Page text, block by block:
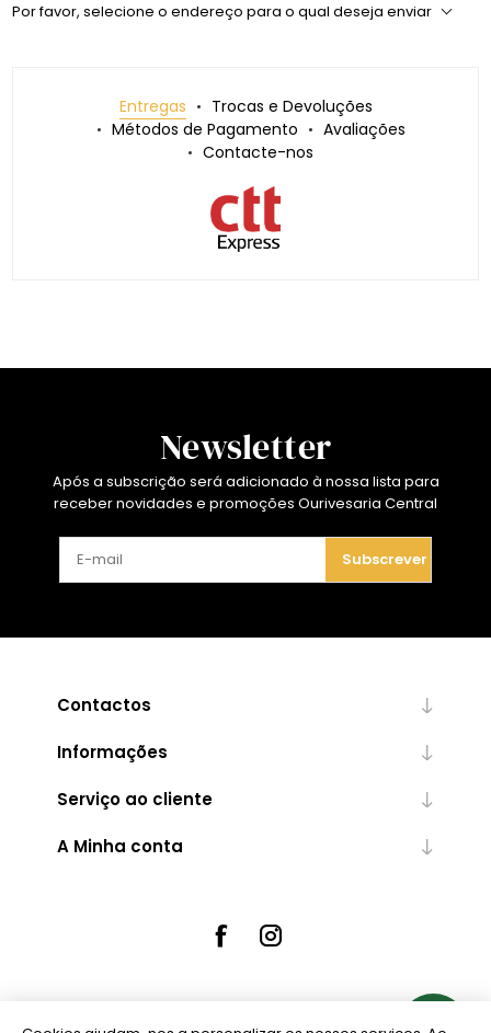
Por favor, selecione o endereço para o qual deseja enviar
Entregas
Trocas e Devoluções
Métodos de Pagamento
Avaliações
Contacte-nos
Newsletter
Após a subscrição será adicionado à nossa lista para
receber novidades e promoções Ourivesaria Central
Subscrever
Contactos
Informações
Serviço ao cliente
A Minha conta